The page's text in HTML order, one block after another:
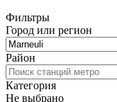
Фильтры
Город или регион
Район
Категория
Не выбрано